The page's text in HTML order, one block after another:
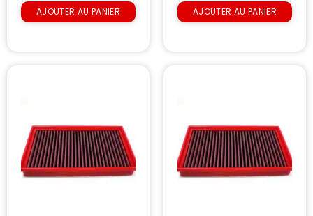
AJOUTER AU PANIER AJOUTER AU PANIER